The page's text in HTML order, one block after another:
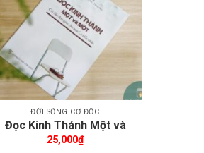
ĐỜI SỐNG CƠ ĐỐC
Đọc Kinh Thánh Một và
Một
25,000₫